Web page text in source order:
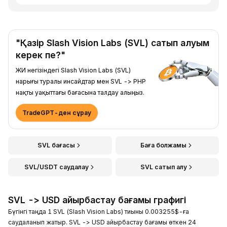
"Қазір Slash Vision Labs (SVL) сатып алуым
керек пе?"
ЖИ негізіндегі Slash Vision Labs (SVL)
нарығы туралы инсайдтар мен SVL -> PHP
нақты уақыттағы бағасына талдау алыңыз.
TradeGPT-ден сұрау
SVL бағасы Баға болжамы
SVL/USDT саудалау SVL сатып алу
SVL -> USD айырбастау бағамы графигі
Бүгінгі таңда 1 SVL (Slash Vision Labs) тиыны 0.003255$-ға
саудаланып жатыр. SVL -> USD айырбастау бағамы өткен 24